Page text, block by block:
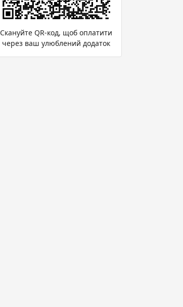
Скануйте QR-код, щоб оплатити
через ваш улюблений додаток